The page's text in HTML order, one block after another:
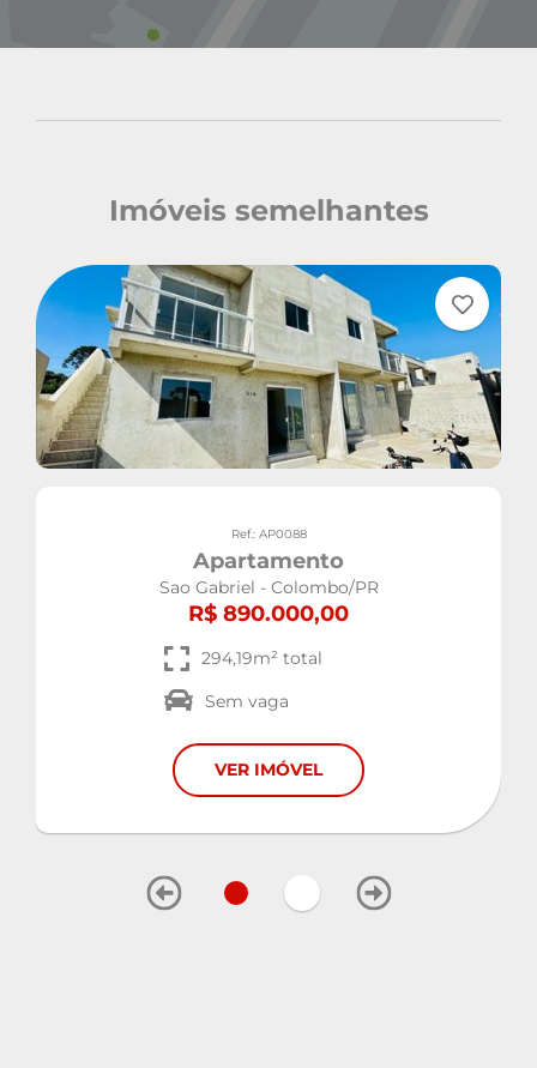
Imóveis semelhantes
Ref.: AP0088
Apartamento
Sao Gabriel - Colombo/PR
R$ 890.000,00
294,19m² total
Sem vaga
VER IMÓVEL